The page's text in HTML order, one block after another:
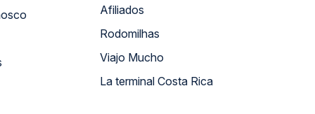
Afiliados
Rodomilhas
Viajo Mucho
La terminal Costa Rica